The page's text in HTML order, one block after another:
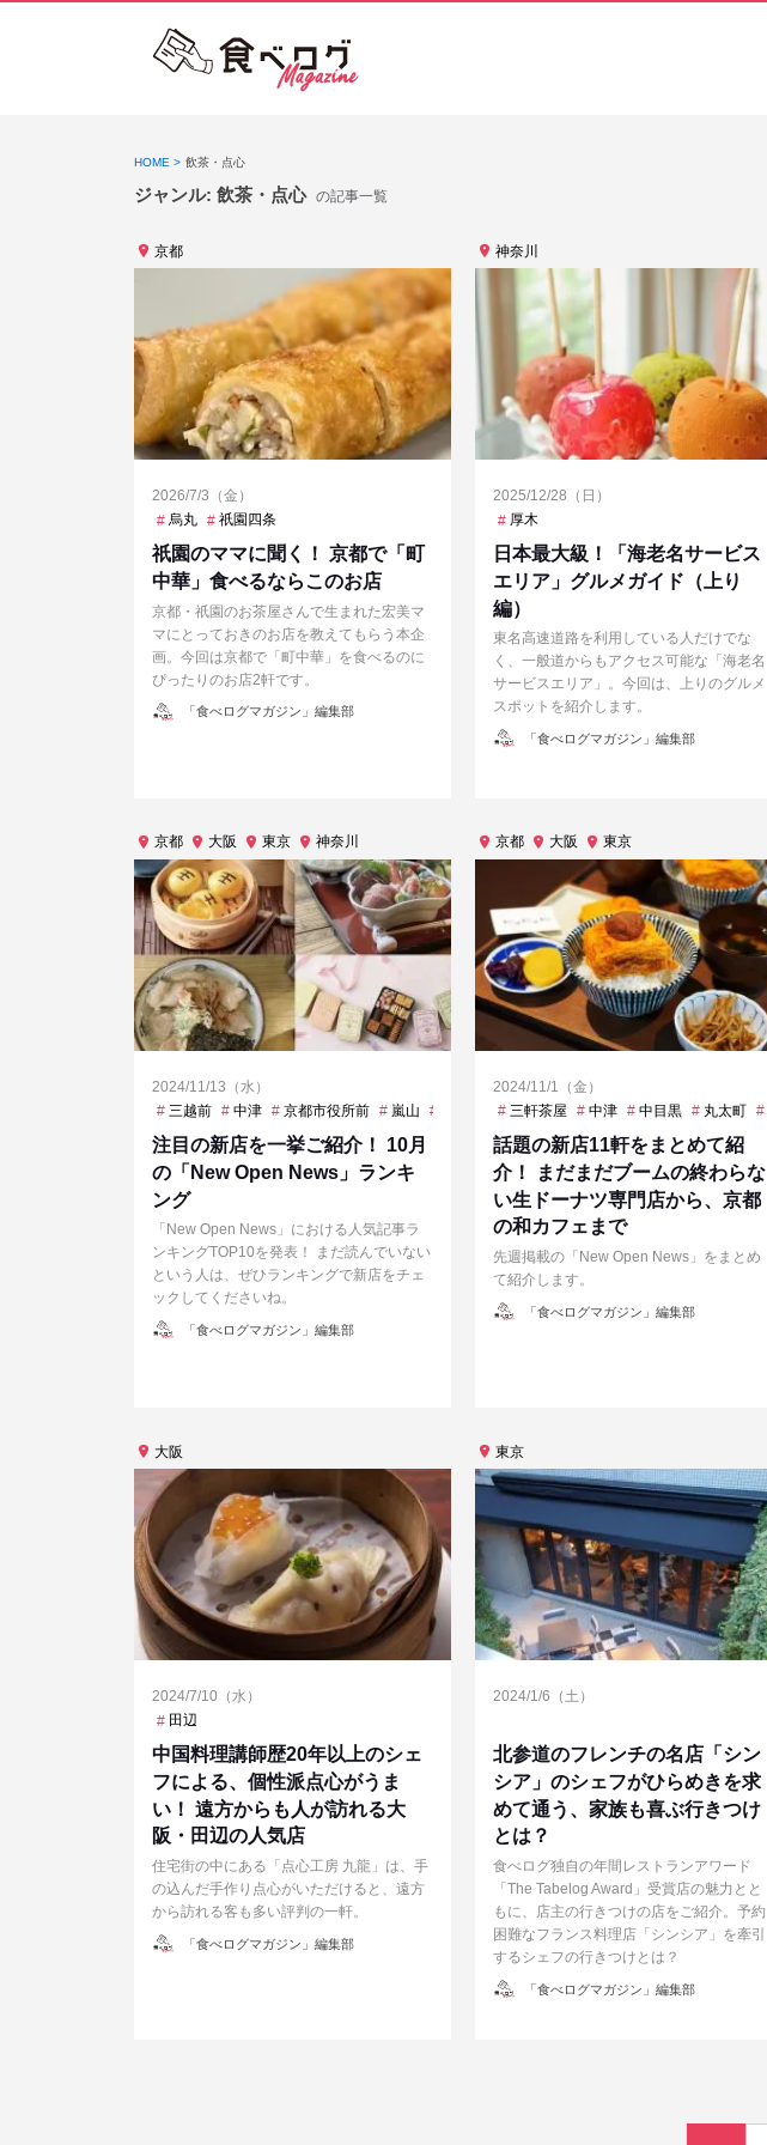
HOME 飲茶・点心
ジャンル: 飲茶・点心 の記事一覧
京都
2026/7/3（金）
烏丸
祇園四条
祇園のママに聞く！ 京都で「町
中華」食べるならこのお店
京都・祇園のお茶屋さんで生まれた宏美マ
マにとっておきのお店を教えてもらう本企
画。今回は京都で「町中華」を食べるのに
ぴったりのお店2軒です。
投「食べログマガジン」編集部
神奈川
2025/12/28（日）
厚木
日本最大級！「海老名サービス
エリア」グルメガイド（上り
編）
東名高速道路を利用している人だけでな
く、一般道からもアクセス可能な「海老名
サービスエリア」。今回は、上りのグルメ
スポットを紹介します。
投「食べログマガジン」編集部
京都 大阪 東京 神奈川
2024/11/13（水）
三越前
中津 京都市役所前 嵐山 新橋 明治神宮前 東銀座 神泉
注目の新店を一挙ご紹介！ 10月
の「New Open News」ランキ
ング
「New Open News」における人気記事ラ
ンキングTOP10を発表！ まだ読んでいない
という人は、ぜひランキングで新店をチェ
ックしてくださいね。
投「食べログマガジン」編集部
京都 大阪 東京
2024/11/1（金）
三軒茶屋
中津 中目黒 丸太町
話題の新店11軒をまとめて紹
介！ まだまだブームの終わらな
い生ドーナツ専門店から、京都
の和カフェまで
先週掲載の「New Open News」をまとめ
て紹介します。
投「食べログマガジン」編集部
大阪
2024/7/10（水）
田辺
中国料理講師歴20年以上のシェ
フによる、個性派点心がうま
い！ 遠方からも人が訪れる大
阪・田辺の人気店
住宅街の中にある「点心工房 九龍」は、手
の込んだ手作り点心がいただけると、遠方
から訪れる客も多い評判の一軒。
投「食べログマガジン」編集部
東京
2024/1/6（土）
北参道のフレンチの名店「シン
シア」のシェフがひらめきを求
めて通う、家族も喜ぶ行きつけ
とは？
食べログ独自の年間レストランアワード
「The Tabelog Award」受賞店の魅力とと
もに、店主の行きつけの店をご紹介。予約
困難なフランス料理店「シンシア」を牽引
するシェフの行きつけとは？
投「食べログマガジン」編集部